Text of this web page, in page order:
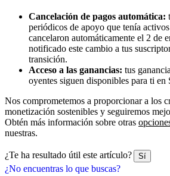
¿No encuentras lo que buscas?
Cancelación de pagos automática:
periódicos de apoyo que tenía
cancelaron automáticamente el 2 de
notificado este cambio a tus
transición.
Acceso a las ganancias: tus
oyentes siguen disponibles para ti en
Nos comprometemos a proporcionar a los
monetización sostenibles y seguiremos
Obtén más información sobre otras
nuestras.
¿Te ha resultado útil este artículo? Sí